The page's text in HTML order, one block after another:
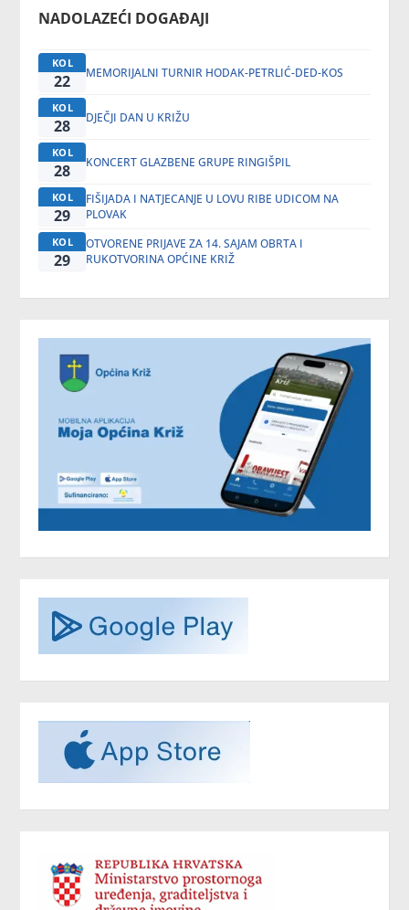
NADOLAZEĆI DOGAĐAJI
KOL
22 MEMORIJALNI TURNIR HODAK-PETRLIĆ-DED-KOS
KOL
28 DJEČJI DAN U KRIŽU
KOL
28 KONCERT GLAZBENE GRUPE RINGIŠPIL
KOL
29
FIŠIJADA I NATJECANJE U LOVU RIBE UDICOM NA
PLOVAK
KOL
29
OTVORENE PRIJAVE ZA 14. SAJAM OBRTA I
RUKOTVORINA OPĆINE KRIŽ